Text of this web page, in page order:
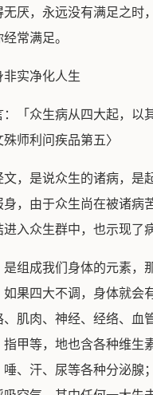
无厌，永远没有满足之时
常满足。
非实净化人生
：「众生病从四大起，以
师利问疾品第五〉
文，是说众生的诸病，是
，由于众生尚在被诸病
入众生群中，也示现了
是组成我们身体的元素，
如果四大不调，身体就会
肌肉、神经、经络、血
指甲等，地也含各种维生
唾、汗、尿等各种分泌腺